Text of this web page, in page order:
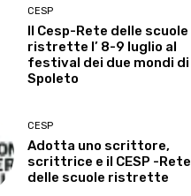
CESP
Il Cesp-Rete delle scuole
ristrette l’ 8-9 luglio al
festival dei due mondi di
Spoleto
CESP
Adotta uno scrittore,
scrittrice e il CESP -Rete
delle scuole ristrette